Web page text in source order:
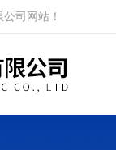
司网站！